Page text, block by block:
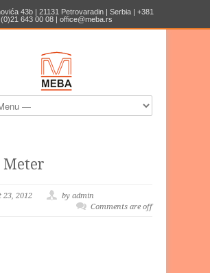
43b | 21131 Petrovaradin | Serbia | +381
(0)21 643 00 08 | office@meba.rs
Meter
23, 2012
by admin
Comments are off